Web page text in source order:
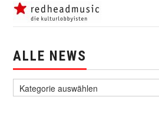
ALLE NEWS